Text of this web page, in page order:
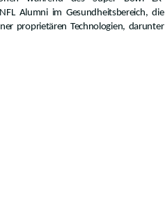
Alumni im Gesundheitsbereich, die
proprietären Technologien, darunter